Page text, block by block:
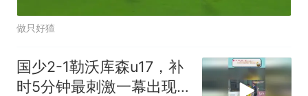
做只好猹
国少2-1勒沃库森u17，补
时5分钟最刺激一幕出现